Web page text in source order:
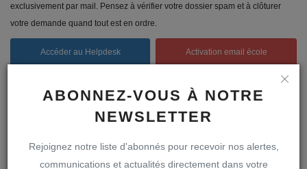
ABONNEZ-VOUS À NOTRE
NEWSLETTER
Rejoignez notre liste d'abonnés pour recevoir nos alertes,
communications et actualités directement dans votre
exclusivement par mail. Pensez à vérifier votre dossier spam et à clôturer
votre demande quand tout est en ordre.
Accéder au Helpdesk Activation email école
Foire aux questions
Une question pratique ?Consultez notre "FAQ"